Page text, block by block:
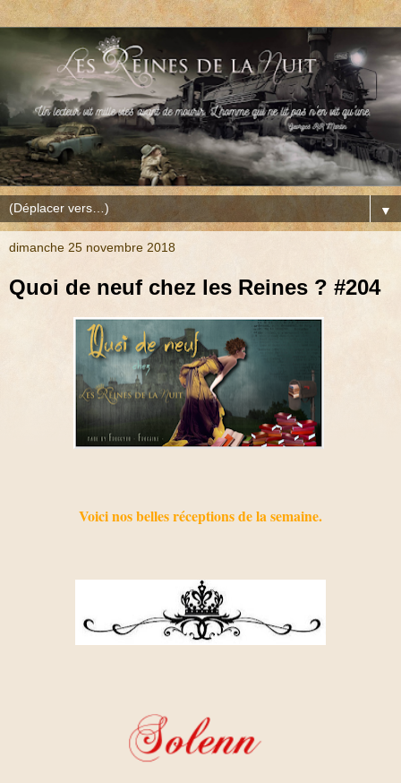
▼
dimanche 25 novembre 2018
Quoi de neuf chez les Reines ? #204
Voici nos belles réceptions de la semaine.